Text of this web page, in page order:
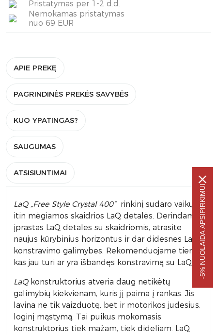
Pristatymas per 1-2 d.d.
Nemokamas pristatymas
nuo 69 EUR
APIE PREKĘ
PAGRINDINĖS PREKĖS SAVYBĖS
KUO YPATINGAS?
SAUGUMAS
ATSISIUNTIMAI
LaQ „Free Style Crystal 400” rinkinį sudaro vaikų
itin mėgiamos skaidrios LaQ detalės. Derindami
įprastas LaQ detales su skaidriomis, atrasite
naujus kūrybinius horizontus ir dar didesnes LaQ
konstravimo galimybes. Rekomenduojame tiems,
kas jau turi ar yra išbandęs konstravimą su LaQ.
LaQkonstruktorius atveria daug netikėtų
galimybių kiekvienam, kuris jį paima į rankas. Jis
lavina ne tik vaizduotę, bet ir motorikos judesius,
loginį mąstymą. Tai puikus mokomasis
konstruktorius tiek mažam, tiek dideliam. LaQ
-5% NUOLAIDA APSIPIRKIMUI